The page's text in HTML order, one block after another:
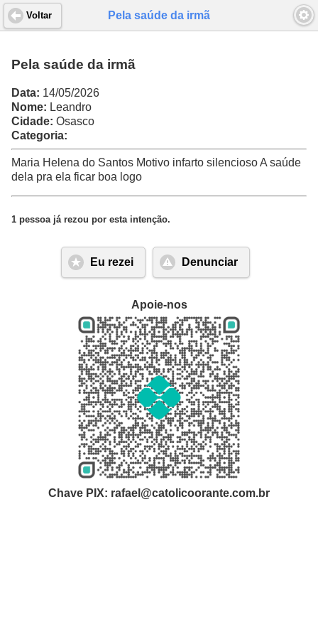
Pela saúde da irmã
Voltar
Pela saúde da irmã
Data: 14/05/2026
Nome: Leandro
Cidade: Osasco
Categoria:
Maria Helena do Santos Motivo infarto silencioso A saúde
dela pra ela ficar boa logo
1 pessoa já rezou por esta intenção.
Eu rezei Denunciar
Apoie-nos
Chave PIX: rafael@catolicoorante.com.br